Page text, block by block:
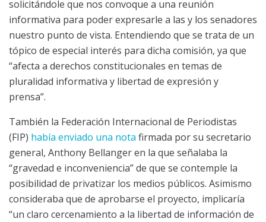
solicitándole que nos convoque a una reunión
informativa para poder expresarle a las y los senadores
nuestro punto de vista. Entendiendo que se trata de un
tópico de especial interés para dicha comisión, ya que
“afecta a derechos constitucionales en temas de
pluralidad informativa y libertad de expresión y
prensa”.
También la Federación Internacional de Periodistas
(FIP) había enviado una nota firmada por su secretario
general, Anthony Bellanger en la que señalaba la
“gravedad e inconveniencia” de que se contemple la
posibilidad de privatizar los medios públicos. Asimismo
consideraba que de aprobarse el proyecto, implicaría
“un claro cercenamiento a la libertad de información de